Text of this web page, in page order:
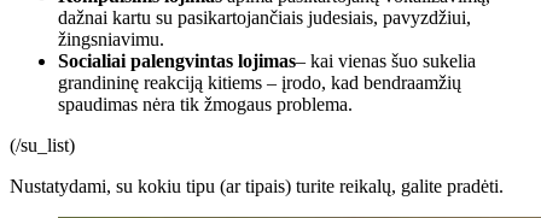
dažnai kartu su pasikartojančiais judesiais, pavyzdžiui,
žingsniavimu.
Socialiai palengvintas lojimas– kai vienas šuo sukelia
grandininę reakciją kitiems – įrodo, kad bendraamžių
spaudimas nėra tik žmogaus problema.
(/su_list)
Nustatydami, su kokiu tipu (ar tipais) turite reikalų, galite pradėti.